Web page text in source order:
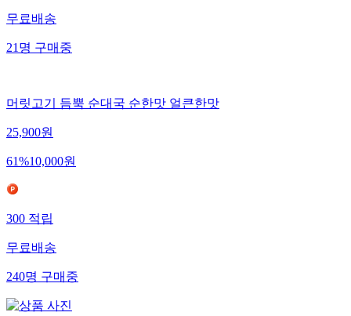
무료배송
21명구매중
머릿고기 듬뿍 순대국 순한맛 얼큰한맛
25,900원
61%10,000원
300적립
무료배송
240명구매중